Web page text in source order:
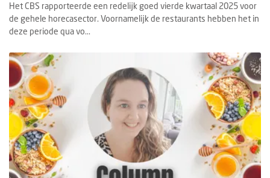
Het CBS rapporteerde een redelijk goed vierde kwartaal 2025 voor
de gehele horecasector. Voornamelijk de restaurants hebben het in
deze periode qua vo...